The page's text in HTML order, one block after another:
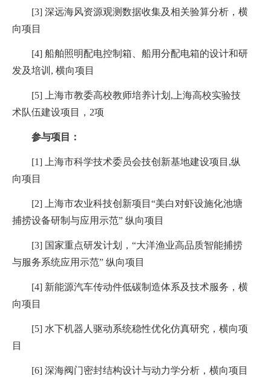
[3] 深远海风资源观测数据收集及相关验算分析，横
向项目
[4] 船舶照明配电控制箱、船用分配电箱的设计和研
发及培训 , 横向项目
[5] 上海市教委高校教师培养计划 , 上海高校实验技
术队伍建设项目， 2项
参与项目：
[1] 上海市科学技术委员会技创新基地建设项目 ,纵
向项目
[2] 上海市农业科技创新项目 “美白对虾设施化池塘
捕捞设备研制与应用示范” 纵向项目
[3] 国家重点研发计划， “大洋渔业高品质智能捕捞
与服务系统应用示范” 纵向项目
[4] 新能源汽车传动件低碳制造体系及技术服务，横
向项目
[5] 水下机器人驱动系统稳性优化仿真研究，横向项
目
[6] 深海阀门密封结构设计与动力学分析，横向项目